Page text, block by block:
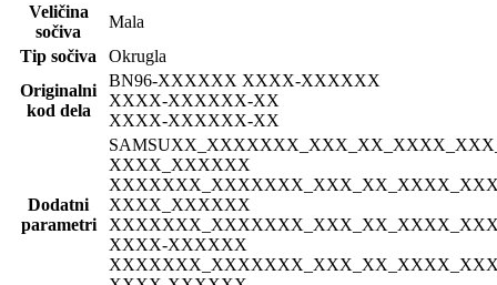
Veličina
sočiva
Mala
Tip sočiva
Okrugla
Originalni
kod dela
BN96-XXXXXX XXXX-XXXXXX
XXXX-XXXXXX-XX
XXXX-XXXXXX-XX
Dodatni
parametri
SAMSU
XXXX_XXXXXX
XXXX_XXXXXX
XXXX-XXXXXX